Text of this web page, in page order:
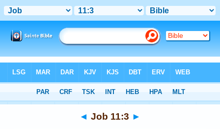
Chapitre 11 > Verset 3
◄ Job 11:3 ►